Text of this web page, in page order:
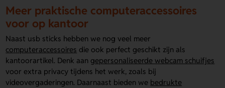
Meer praktische computeraccessoires
voor op kantoor
Naast usb sticks hebben we nog veel meer
computeraccessoires die ook perfect geschikt zijn als
kantoorartikel. Denk aan gepersonaliseerde webcam schuifjes
voor extra privacy tijdens het werk, zoals bij
videovergaderingen. Daarnaast bieden we bedrukte